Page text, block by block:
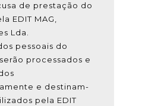
de prestação do
EDIT MAG,
Lda.
pessoais do
processados e
e destinam-
pela EDIT